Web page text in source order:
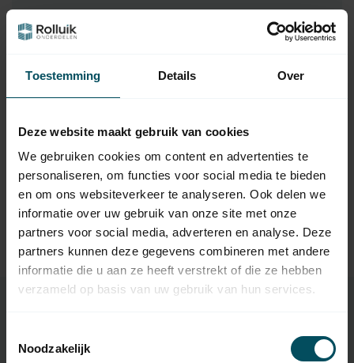
Toestemming Details Over
Deze website maakt gebruik van cookies
We gebruiken cookies om content en advertenties te
personaliseren, om functies voor social media te bieden
en om ons websiteverkeer te analyseren. Ook delen we
informatie over uw gebruik van onze site met onze
partners voor social media, adverteren en analyse. Deze
partners kunnen deze gegevens combineren met andere
informatie die u aan ze heeft verstrekt of die ze hebben
verzameld op basis van uw gebruik van hun services.
Noodzakelijk
Vraag het de expert
Gerelateerde producten
Simu T3.5 buismotor voor
screens en rolluiken
Simu Motorsteun Simu T5
universeel
Op voorraad
4,95
Specificaties